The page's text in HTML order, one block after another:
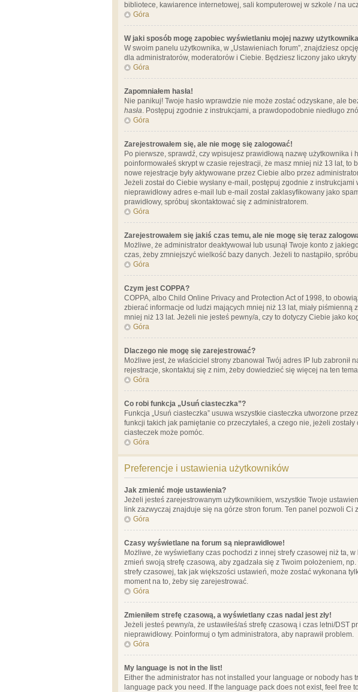
bibliotece, kawiarence internetowej, sali komputerowej w szkole / na
Góra
W jaki sposób mogę zapobiec wyświetlaniu mojej nazwy
W swoim panelu użytkownika, w „Ustawieniach forum”, znajdziesz opcję
dla administratorów, moderatorów i Ciebie. Będziesz liczony jako
Góra
Zapomniałem hasła!
Nie panikuj! Twoje hasło wprawdzie nie może zostać odzyskane, ale
hasła. Postępuj zgodnie z instrukcjami, a prawdopodobnie niedługo
Góra
Zarejestrowałem się, ale nie mogę się zalogować!
Po pierwsze, sprawdź, czy wpisujesz prawidłową nazwę użytkownika i
poinformowałeś skrypt w czasie rejestracji, że masz mniej niż 13 lat,
nowe rejestracje były aktywowane przez Ciebie albo przez
Jeżeli został do Ciebie wysłany e-mail, postępuj zgodnie z
nieprawidłowy adres e-mail lub e-mail został zaklasyfikowany jako
prawidłowy, spróbuj skontaktować się z administratorem.
Góra
Zarejestrowałem się jakiś czas temu, ale nie mogę się teraz
Możliwe, że administrator deaktywował lub usunął Twoje konto z
czas, żeby zmniejszyć wielkość bazy danych. Jeżeli to nastąpiło,
Góra
Czym jest COPPA?
COPPA, albo Child Online Privacy and Protection Act of 1998, to
zbierać informacje od ludzi mających mniej niż 13 lat, miały
mniej niż 13 lat. Jeżeli nie jesteś pewny/a, czy to dotyczy Ciebie jako
Góra
Dlaczego nie mogę się zarejestrować?
Możliwe jest, że właściciel strony zbanował Twój adres IP lub
rejestracje, skontaktuj się z nim, żeby dowiedzieć się więcej na ten
Góra
Co robi funkcja „Usuń ciasteczka”?
Funkcja „Usuń ciasteczka” usuwa wszystkie ciasteczka utworzone
funkcji takich jak pamiętanie co przeczytałeś, a czego nie, jeżeli
ciasteczek może pomóc.
Góra
Preferencje i ustawienia użytkowników
Jak zmienić moje ustawienia?
Jeżeli jesteś zarejestrowanym użytkownikiem, wszystkie Twoje
link zazwyczaj znajduje się na górze stron forum. Ten panel pozwoli
Góra
Czasy wyświetlane na forum są nieprawidłowe!
Możliwe, że wyświetlany czas pochodzi z innej strefy czasowej niż ta,
zmień swoją strefę czasową, aby zgadzała się z Twoim położeniem,
strefy czasowej, tak jak większości ustawień, może zostać wykonana
moment na to, żeby się zarejestrować.
Góra
Zmieniłem strefę czasową, a wyświetlany czas nadal jest zły!
Jeżeli jesteś pewny/a, że ustawiłeś/aś strefę czasową i czas letni/DST
nieprawidłowy. Poinformuj o tym administratora, aby naprawił problem.
Góra
My language is not in the list!
Either the administrator has not installed your language or nobody
language pack you need. If the language pack does not exist, feel